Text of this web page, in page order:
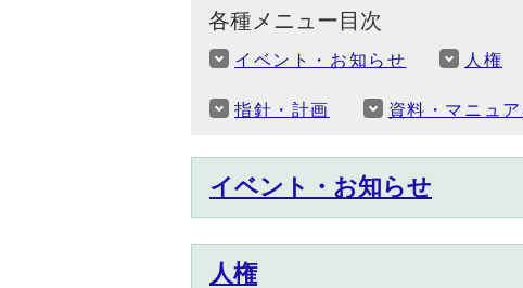
各種メニュー目次
イベント・お知らせ 人権
指針・計画 資料・マニュ
イベント・お知らせ
人権